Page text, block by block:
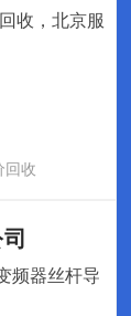
收，北京服
回收
频器丝杆导